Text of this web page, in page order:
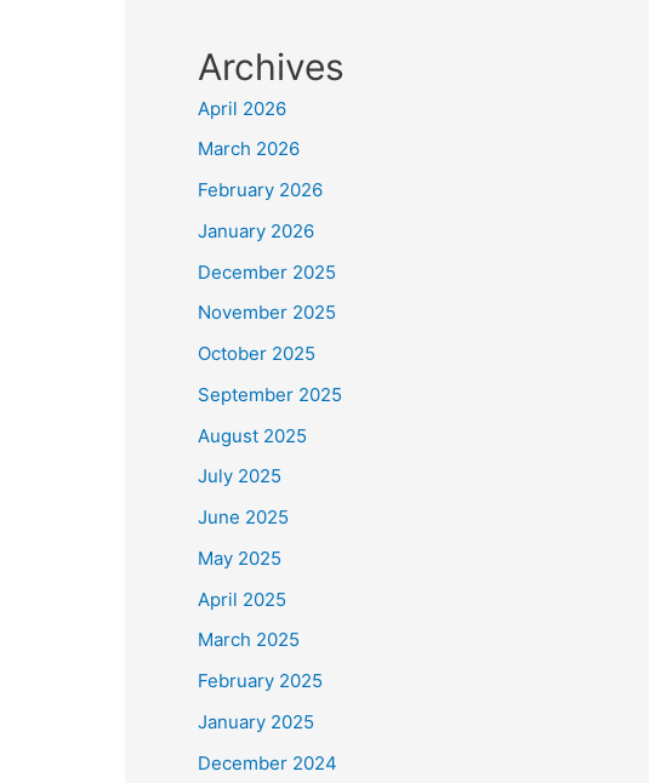
Archives
April 2026
March 2026
February 2026
January 2026
December 2025
November 2025
October 2025
September 2025
August 2025
July 2025
June 2025
May 2025
April 2025
March 2025
February 2025
January 2025
December 2024